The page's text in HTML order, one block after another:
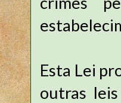
Esta Lei
outras